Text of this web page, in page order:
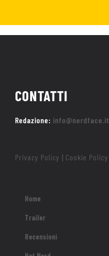
CONTATTI
Redazione: info@nerdface.it
Privacy Policy Cookie Policy
Home
Trailer
Recensioni